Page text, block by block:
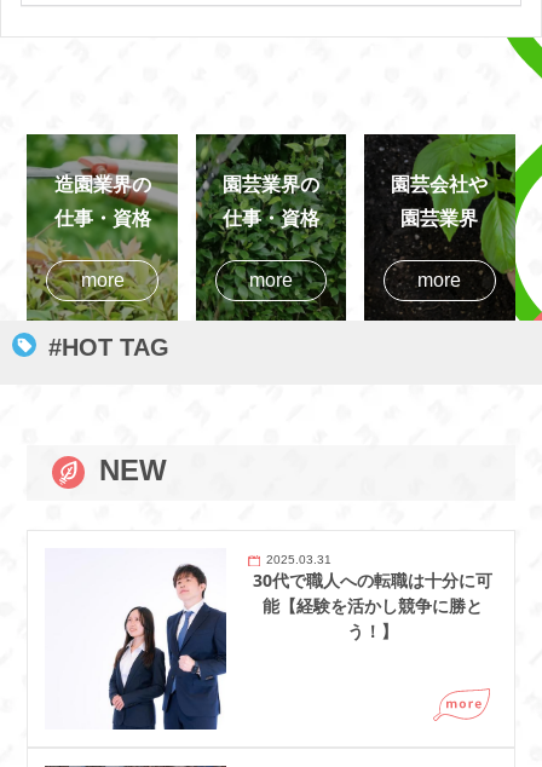
造園業界の
仕事・資格
more
園芸業界の
仕事・資格
more
園芸会社や
園芸業界
more
#HOT TAG
NEW
2025.03.31
30代で職人への転職は十分に可
能【経験を活かし競争に勝と
う！】